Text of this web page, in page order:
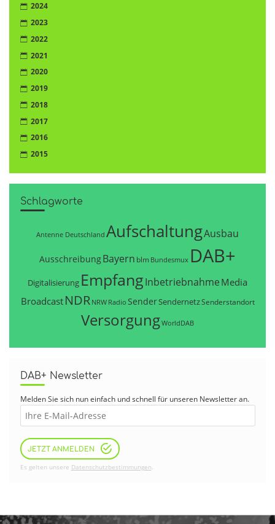
2024
2023
2022
2021
2020
2019
2018
2017
2016
2015
Schlagworte
Antenne Deutschland AufschaltungAusbau
AusschreibungBayern blm Bundesmux DAB+
Digitalisierung EmpfangInbetriebnahme Media
Broadcast NDR NRW Radio SenderSendernetzSenderstandort
VersorgungWorldDAB
DAB+ Newsletter
Melden Sie sich nun einfach und schnell für unseren Newsletter an.
JETZT ANMELDEN
Es gelten unsere Datenschutzbestimmungen.